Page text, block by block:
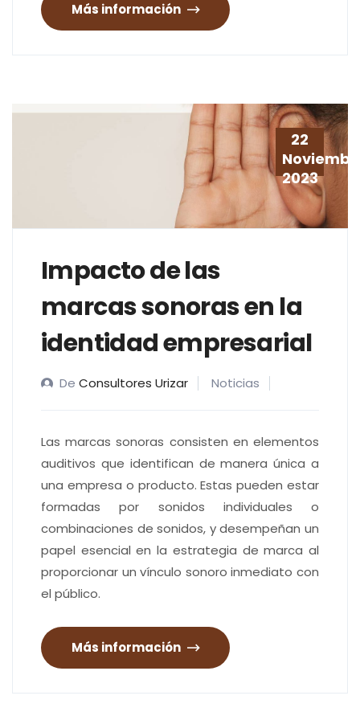
Más información
22
2023
Impacto de las
marcas sonoras en la
identidad empresarial
De Consultores Urizar Noticias
Las marcas sonoras consisten en elementos
auditivos que identifican de manera única a
una empresa o producto. Estas pueden estar
formadas por sonidos individuales o
combinaciones de sonidos, y desempeñan un
papel esencial en la estrategia de marca al
proporcionar un vínculo sonoro inmediato con
el público.
Más información